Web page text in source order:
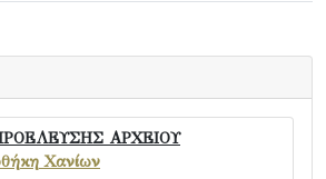
ΑΡΧΕΙΟΥ
Χανίων